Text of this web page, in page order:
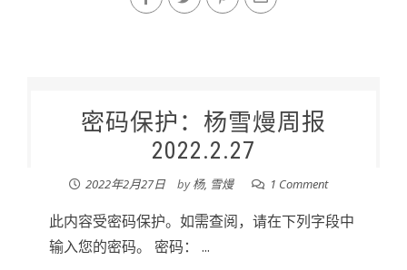
密码保护：杨雪熳周报
2022.2.27
2022年2月27日 by杨, 雪熳 1 Comment
此内容受密码保护。如需查阅，请在下列字段中
输入您的密码。 密码： ...